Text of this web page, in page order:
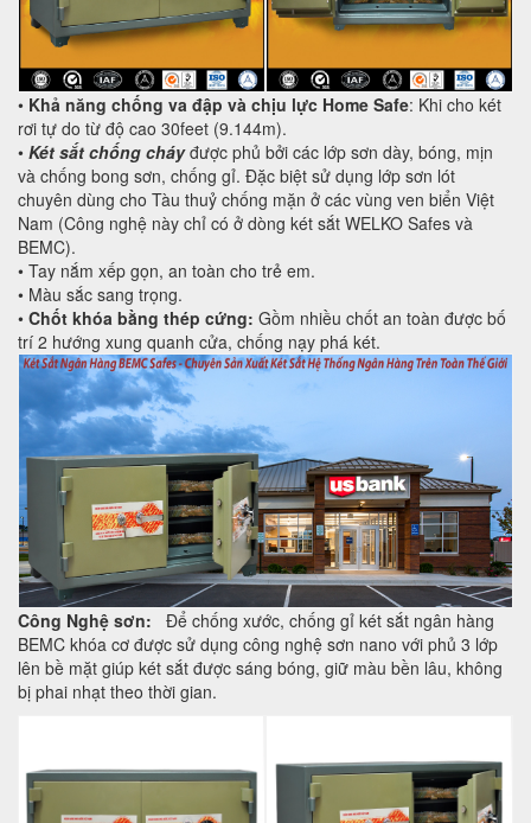
• Khả năng chống va đập và chịu lực Home Safe: Khi cho két
rơi tự do từ độ cao 30feet (9.144m).
• Két sắt chống cháyđược phủ bởi các lớp sơn dày, bóng, mịn
và chống bong sơn, chống gỉ. Đặc biệt sử dụng lớp sơn lót
chuyên dùng cho Tàu thuỷ chống mặn ở các vùng ven biển Việt
Nam (Công nghệ này chỉ có ở dòng két sắt WELKO Safes và
BEMC).
• Tay nắm xếp gọn, an toàn cho trẻ em.
• Màu sắc sang trọng.
• Chốt khóa bằng thép cứng: Gồm nhiều chốt an toàn được bố
trí 2 hướng xung quanh cửa, chống nạy phá két.
Công Nghệ sơn:
Để chống xước, chống gỉ két sắt ngân hàng
BEMC khóa cơ được sử dụng công nghệ sơn nano với phủ 3 lớp
lên bề mặt giúp két sắt được sáng bóng, giữ màu bền lâu, không
bị phai nhạt theo thời gian.